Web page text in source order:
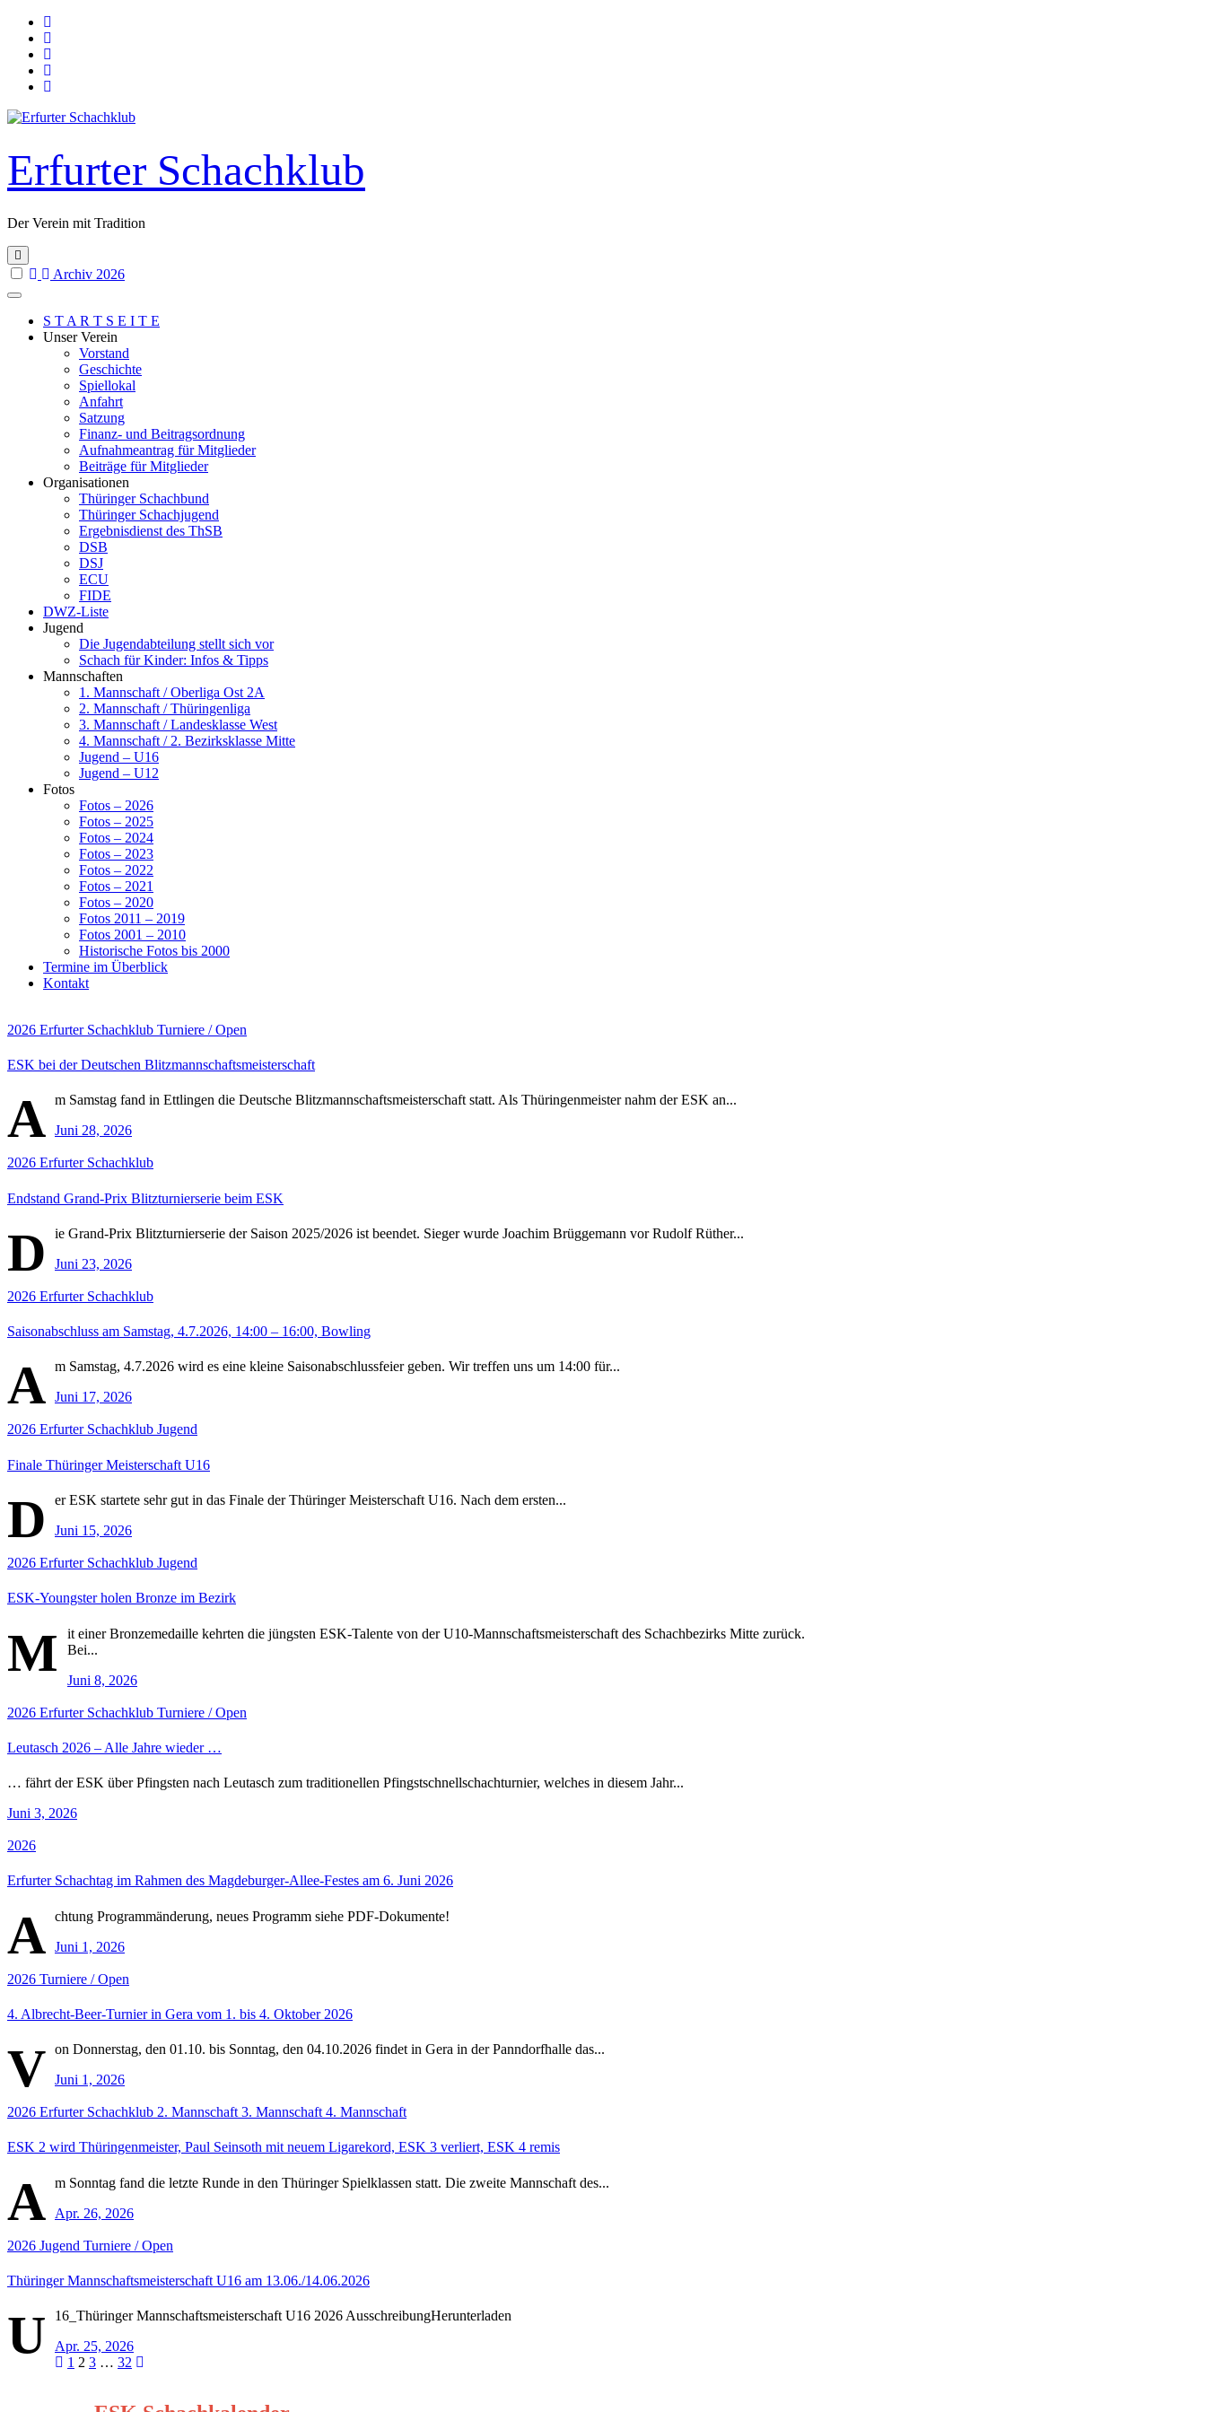
Skip
content
Erfurter Schachklub
Der Verein mit Tradition
Archiv 2026
S T A R T S E I T E
Unser Verein
Vorstand
Geschichte
Spiellokal
Anfahrt
Satzung
Finanz- und Beitragsordnung
Aufnahmeantrag für Mitglieder
Beiträge für Mitglieder
Organisationen
Thüringer Schachbund
Thüringer Schachjugend
Ergebnisdienst des ThSB
DSB
DSJ
ECU
FIDE
DWZ-Liste
Jugend
Die Jugendabteilung stellt sich vor
Schach für Kinder: Infos & Tipps
Mannschaften
1. Mannschaft / Oberliga Ost 2A
2. Mannschaft / Thüringenliga
3. Mannschaft / Landesklasse West
4. Mannschaft / 2. Bezirksklasse Mitte
Jugend – U16
Jugend – U12
Fotos
Fotos – 2026
Fotos – 2025
Fotos – 2024
Fotos – 2023
Fotos – 2022
Fotos – 2021
Fotos – 2020
Fotos 2011 – 2019
Fotos 2001 – 2010
Historische Fotos bis 2000
Termine im Überblick
Kontakt
2026 Erfurter Schachklub Turniere / Open
ESK bei der Deutschen Blitzmannschaftsmeisterschaft
A m Samstag fand in Ettlingen die Deutsche Blitzmannschaftsmeisterschaft statt. Als Thüringenmeister nahm der ESK an...
Juni 28, 2026
2026 Erfurter Schachklub
Endstand Grand-Prix Blitzturnierserie beim ESK
D
ie Grand-Prix Blitzturnierserie der Saison 2025/2026 ist beendet. Sieger wurde Joachim Brüggemann vor Rudolf Rüther...
Juni 23, 2026
2026 Erfurter Schachklub
Saisonabschluss am Samstag, 4.7.2026, 14:00 – 16:00, Bowling
A m Samstag, 4.7.2026 wird es eine kleine Saisonabschlussfeier geben. Wir treffen uns um 14:00 für...
Juni 17, 2026
2026 Erfurter Schachklub Jugend
Finale Thüringer Meisterschaft U16
D
er ESK startete sehr gut in das Finale der Thüringer Meisterschaft U16. Nach dem ersten...
Juni 15, 2026
2026 Erfurter Schachklub Jugend
ESK-Youngster holen Bronze im Bezirk
M
it einer Bronzemedaille kehrten die jüngsten ESK-Talente von der U10-Mannschaftsmeisterschaft des Schachbezirks Mitte zurück.
Bei...
Juni 8, 2026
2026 Erfurter Schachklub Turniere / Open
Leutasch 2026 – Alle Jahre wieder …
… fährt der ESK über Pfingsten nach Leutasch zum traditionellen Pfingstschnellschachturnier, welches in diesem Jahr...
Juni 3, 2026
2026
Erfurter Schachtag im Rahmen des Magdeburger-Allee-Festes am 6. Juni 2026
A chtung Programmänderung, neues Programm siehe PDF-Dokumente!
Juni 1, 2026
2026 Turniere / Open
4. Albrecht-Beer-Turnier in Gera vom 1. bis 4. Oktober 2026
V on Donnerstag, den 01.10. bis Sonntag, den 04.10.2026 findet in Gera in der Panndorfhalle das...
Juni 1, 2026
2026 Erfurter Schachklub 2. Mannschaft 3. Mannschaft 4. Mannschaft
ESK 2 wird Thüringenmeister, Paul Seinsoth mit neuem Ligarekord, ESK 3 verliert, ESK 4 remis
A m Sonntag fand die letzte Runde in den Thüringer Spielklassen statt. Die zweite Mannschaft des...
Apr. 26, 2026
2026 Jugend Turniere / Open
Thüringer Mannschaftsmeisterschaft U16 am 13.06./14.06.2026
U
16_Thüringer Mannschaftsmeisterschaft U16 2026 AusschreibungHerunterladen
Apr. 25, 2026
Seitennummerierung
1 2 3 … 32